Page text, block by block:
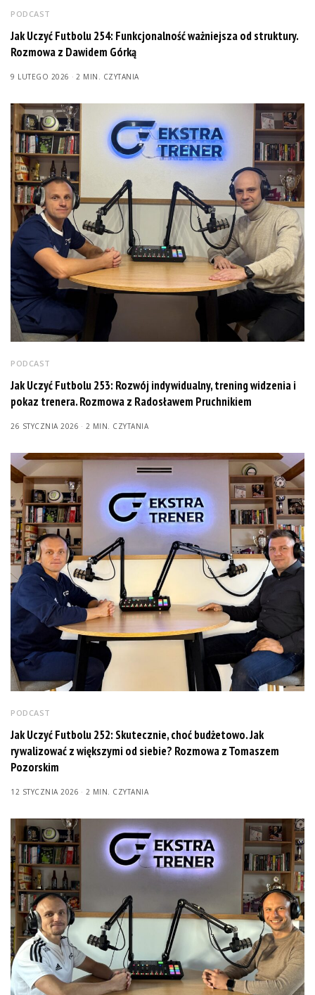
PODCAST
Jak Uczyć Futbolu 254: Funkcjonalność ważniejsza od struktury.
Rozmowa z Dawidem Górką
9 LUTEGO 2026 2 MIN. CZYTANIA
PODCAST
Jak Uczyć Futbolu 253: Rozwój indywidualny, trening widzenia i
pokaz trenera. Rozmowa z Radosławem Pruchnikiem
26 STYCZNIA 2026 2 MIN. CZYTANIA
PODCAST
Jak Uczyć Futbolu 252: Skutecznie, choć budżetowo. Jak
rywalizować z większymi od siebie? Rozmowa z Tomaszem
Pozorskim
12 STYCZNIA 2026 2 MIN. CZYTANIA